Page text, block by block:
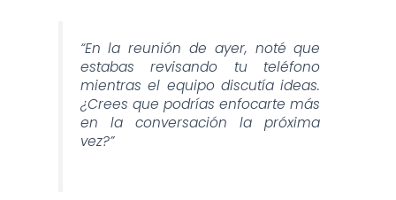
“En la reunión de ayer, noté que
estabas revisando tu teléfono
mientras el equipo discutía ideas.
¿Crees que podrías enfocarte más
en la conversación la próxima
vez?”